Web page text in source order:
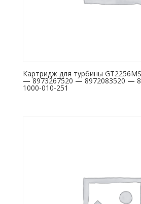
Картридж для турбины
— 8973267520 — 8972083520 —
1000-010-251